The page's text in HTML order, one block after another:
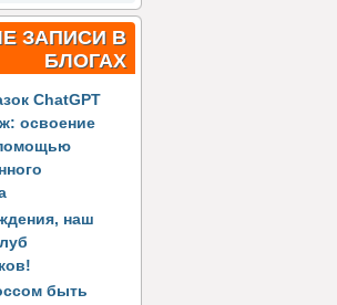
ЗАПИСИ В
БЛОГАХ
ChatGPT
освоение
наш
быть